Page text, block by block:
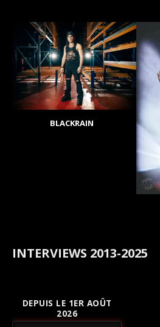
BLACKRAIN
INTERVIEWS 2013-2025
DEPUIS LE 1ER AOÛT
2026